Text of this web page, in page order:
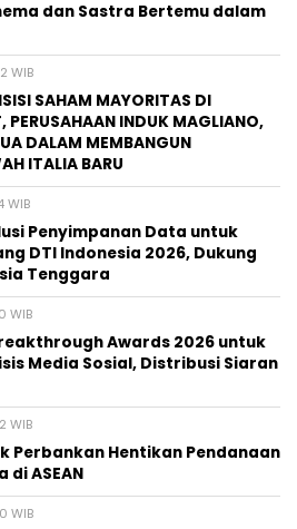
dan Sastra Bertemu dalam
WIB
SAHAM MAYORITAS DI
PERUSAHAAN INDUK MAGLIANO,
DALAM MEMBANGUN
ITALIA BARU
WIB
Penyimpanan Data untuk
DTI Indonesia 2026, Dukung
Tenggara
WIB
Awards 2026 untuk
Media Sosial, Distribusi Siaran
WIB
Perbankan Hentikan Pendanaan
ASEAN
WIB